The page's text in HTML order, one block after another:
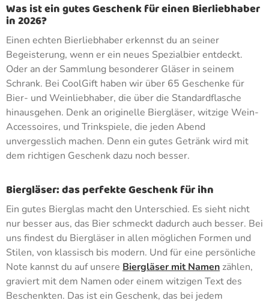
Was ist ein gutes Geschenk für einen Bierliebhaber
in 2026?
Einen echten Bierliebhaber erkennst du an seiner
Begeisterung, wenn er ein neues Spezialbier entdeckt.
Oder an der Sammlung besonderer Gläser in seinem
Schrank. Bei CoolGift haben wir über 65 Geschenke für
Bier- und Weinliebhaber, die über die Standardflasche
hinausgehen. Denk an originelle Biergläser, witzige Wein-
Accessoires, und Trinkspiele, die jeden Abend
unvergesslich machen. Denn ein gutes Getränk wird mit
dem richtigen Geschenk dazu noch besser.
Biergläser: das perfekte Geschenk für ihn
Ein gutes Bierglas macht den Unterschied. Es sieht nicht
nur besser aus, das Bier schmeckt dadurch auch besser. Bei
uns findest du Biergläser in allen möglichen Formen und
Stilen, von klassisch bis modern. Und für eine persönliche
Note kannst du auf unsere Biergläser mit Namen zählen,
graviert mit dem Namen oder einem witzigen Text des
Beschenkten. Das ist ein Geschenk, das bei jedem